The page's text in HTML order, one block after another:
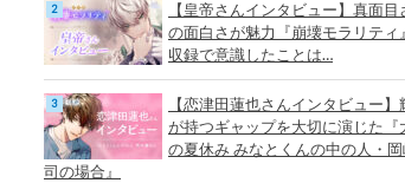
【皇帝さんインタビュー】真面目
の面白さが魅力『崩壊モラリティ
収録で意識したことは…
【恋津田蓮也さんインタビュー】
が持つギャップを大切に演じた『
の夏休み みなとくんの中の人・
司の場合』